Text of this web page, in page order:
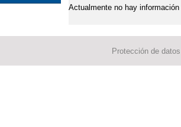
Actualmente no hay
Protección de datos